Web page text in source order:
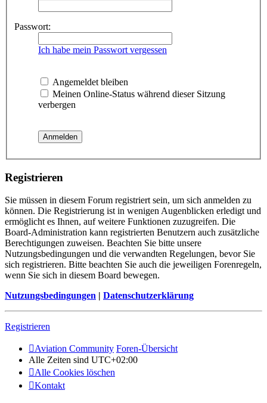
Passwort:
Ich habe mein Passwort vergessen
Angemeldet bleiben
Meinen Online-Status während dieser Sitzung
verbergen
Registrieren
Sie müssen in diesem Forum registriert sein, um sich anmelden zu
können. Die Registrierung ist in wenigen Augenblicken erledigt und
ermöglicht es Ihnen, auf weitere Funktionen zuzugreifen. Die
Board-Administration kann registrierten Benutzern auch zusätzliche
Berechtigungen zuweisen. Beachten Sie bitte unsere
Nutzungsbedingungen und die verwandten Regelungen, bevor Sie
sich registrieren. Bitte beachten Sie auch die jeweiligen Forenregeln,
wenn Sie sich in diesem Board bewegen.
Nutzungsbedingungen | Datenschutzerklärung
Registrieren
Aviation Community Foren-Übersicht
Alle Zeiten sind UTC+02:00
Alle Cookies löschen
Kontakt